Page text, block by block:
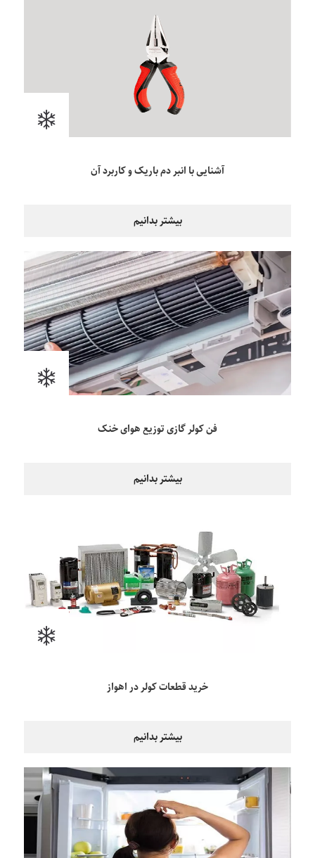
آشنایی با انبر دم باریک و کاربرد آن
بیشتر بدانیم
فن کولر گازی توزیع هوای خنک
بیشتر بدانیم
خرید قطعات کولر در اهواز
بیشتر بدانیم